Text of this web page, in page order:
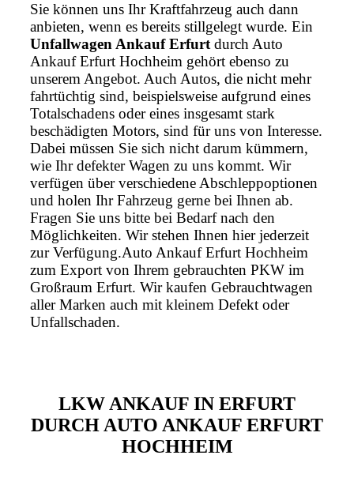
Sie können uns Ihr Kraftfahrzeug auch dann
anbieten, wenn es bereits stillgelegt wurde. Ein
Unfallwagen Ankauf Erfurt durch Auto
Ankauf Erfurt Hochheim gehört ebenso zu
unserem Angebot. Auch Autos, die nicht mehr
fahrtüchtig sind, beispielsweise aufgrund eines
Totalschadens oder eines insgesamt stark
beschädigten Motors, sind für uns von Interesse.
Dabei müssen Sie sich nicht darum kümmern,
wie Ihr defekter Wagen zu uns kommt. Wir
verfügen über verschiedene Abschleppoptionen
und holen Ihr Fahrzeug gerne bei Ihnen ab.
Fragen Sie uns bitte bei Bedarf nach den
Möglichkeiten. Wir stehen Ihnen hier jederzeit
zur Verfügung.Auto Ankauf Erfurt Hochheim
zum Export von Ihrem gebrauchten PKW im
Großraum Erfurt. Wir kaufen Gebrauchtwagen
aller Marken auch mit kleinem Defekt oder
Unfallschaden.
LKW ANKAUF IN ERFURT
DURCH AUTO ANKAUF ERFURT
HOCHHEIM